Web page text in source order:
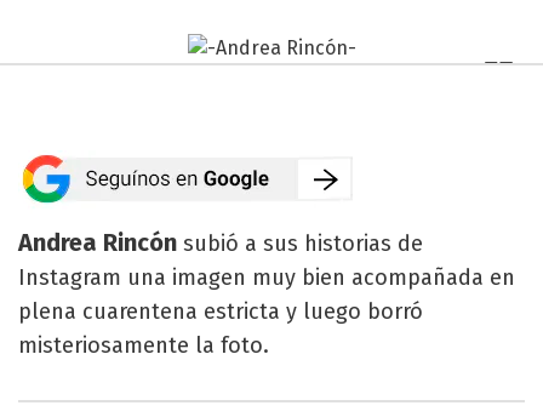
Andrea Rincón subió a sus historias de
Instagram una imagen muy bien acompañada en
plena cuarentena estricta y luego borró
misteriosamente la foto.